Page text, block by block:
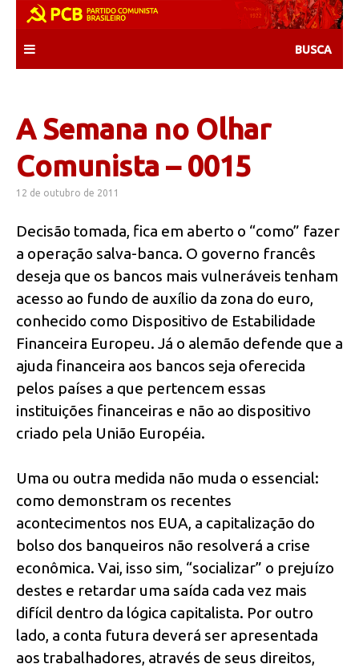
content
A Semana no Olhar
Comunista – 0015
12 de outubro de 2011
Decisão tomada, fica em aberto o “como” fazer
a operação salva-banca. O governo francês
deseja que os bancos mais vulneráveis tenham
acesso ao fundo de auxílio da zona do euro,
conhecido como Dispositivo de Estabilidade
Financeira Europeu. Já o alemão defende que a
ajuda financeira aos bancos seja oferecida
pelos países a que pertencem essas
instituições financeiras e não ao dispositivo
criado pela União Européia.
Uma ou outra medida não muda o essencial:
como demonstram os recentes
acontecimentos nos EUA, a capitalização do
bolso dos banqueiros não resolverá a crise
econômica. Vai, isso sim, “socializar” o prejuízo
destes e retardar uma saída cada vez mais
difícil dentro da lógica capitalista. Por outro
lado, a conta futura deverá ser apresentada
aos trabalhadores, através de seus direitos,